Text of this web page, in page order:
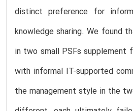
distinct preference for
knowledge sharing. We found
in two small PSFs supplement
with informal IT-supported
the management style in the